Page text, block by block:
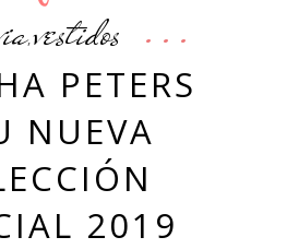
,vestidos
PETERS
NUEVA
2019